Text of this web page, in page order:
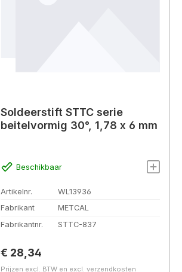
Soldeerstift STTC serie
beitelvormig 30°, 1,78 x 6 mm
Beschikbaar
Artikelnr.
WL13936
Fabrikant
METCAL
Fabrikantnr.
STTC-837
Normale prijs:
€ 28,34
Prijzen excl. BTW en excl. verzendkosten